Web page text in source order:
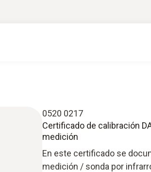
0520 0217
Certificado de calibración
medición
En este certificado se
medición / sonda por